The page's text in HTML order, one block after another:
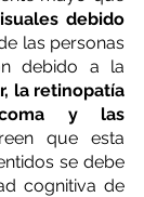
debido
las personas
la retinopatía
y las
que esta
se debe
cognitiva de